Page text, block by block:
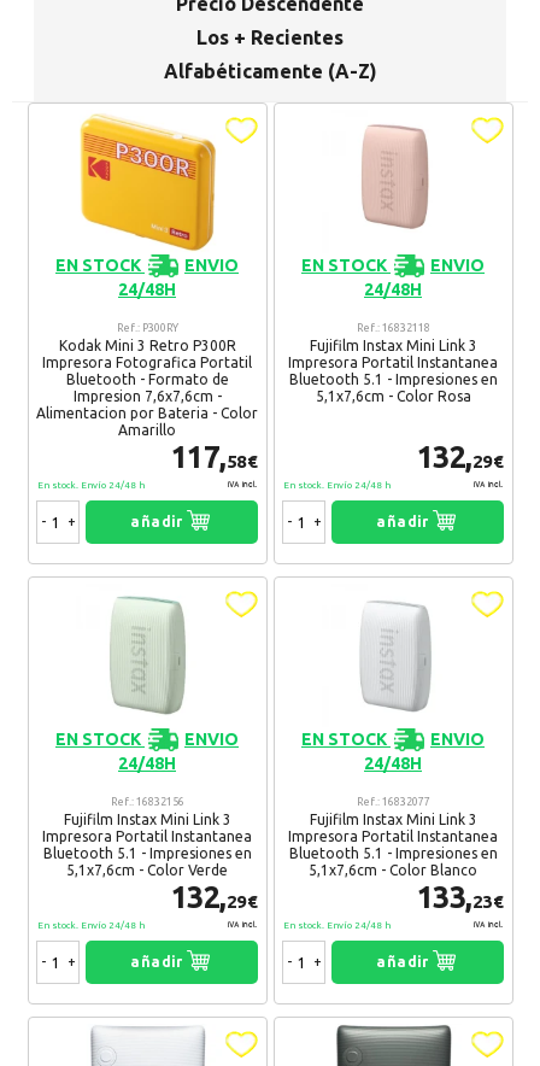
Recibe nuestras promociones y ofertas suscribiéndote a nuestro
Ventajas para miembros
Accede a descuentos exclusivos y ofertas en toda la gama de
consumibles e informática.
registro distribuidor
Los + Recientes
Alfabéticamente (A-Z)
EN STOCK
ENVIO
24/48H
Ref.: P300RY
Kodak Mini 3 Retro P300R
Impresora Fotografica Portatil
Bluetooth - Formato de
Impresion 7,6x7,6cm -
Alimentacion por Bateria - Color
Amarillo
117,58€
IVA Incl.
En stock. Envío 24/48 h
- + añadir
EN STOCK
ENVIO
24/48H
Ref.: 16832118
Fujifilm Instax Mini Link 3
Impresora Portatil Instantanea
Bluetooth 5.1 - Impresiones en
5,1x7,6cm - Color Rosa
132,29€
IVA Incl.
En stock. Envío 24/48 h
- + añadir
EN STOCK
ENVIO
24/48H
Ref.: 16832156
Fujifilm Instax Mini Link 3
Impresora Portatil Instantanea
Bluetooth 5.1 - Impresiones en
5,1x7,6cm - Color Verde
132,29€
IVA Incl.
En stock. Envío 24/48 h
- + añadir
EN STOCK
ENVIO
24/48H
Ref.: 16832077
Fujifilm Instax Mini Link 3
Impresora Portatil Instantanea
Bluetooth 5.1 - Impresiones en
5,1x7,6cm - Color Blanco
133,23€
IVA Incl.
En stock. Envío 24/48 h
- + añadir